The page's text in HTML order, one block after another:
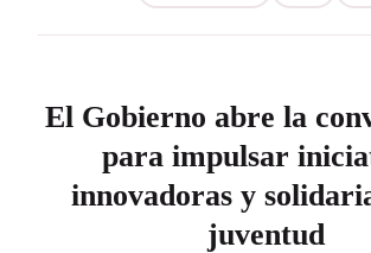
El Gobierno abre la
para impulsar
innovadoras y
juventud